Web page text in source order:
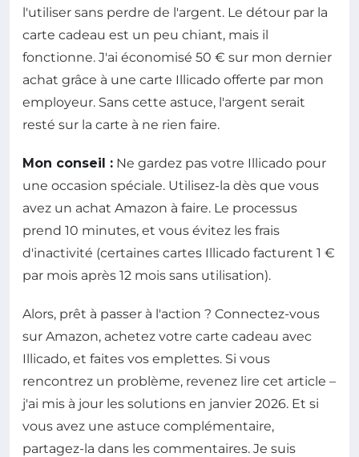
l'utiliser sans perdre de l'argent. Le détour par la
carte cadeau est un peu chiant, mais il
fonctionne. J'ai économisé 50 € sur mon dernier
achat grâce à une carte Illicado offerte par mon
employeur. Sans cette astuce, l'argent serait
resté sur la carte à ne rien faire.
Mon conseil : Ne gardez pas votre Illicado pour
une occasion spéciale. Utilisez-la dès que vous
avez un achat Amazon à faire. Le processus
prend 10 minutes, et vous évitez les frais
d'inactivité (certaines cartes Illicado facturent 1 €
par mois après 12 mois sans utilisation).
Alors, prêt à passer à l'action ? Connectez-vous
sur Amazon, achetez votre carte cadeau avec
Illicado, et faites vos emplettes. Si vous
rencontrez un problème, revenez lire cet article –
j'ai mis à jour les solutions en janvier 2026. Et si
vous avez une astuce complémentaire,
partagez-la dans les commentaires. Je suis